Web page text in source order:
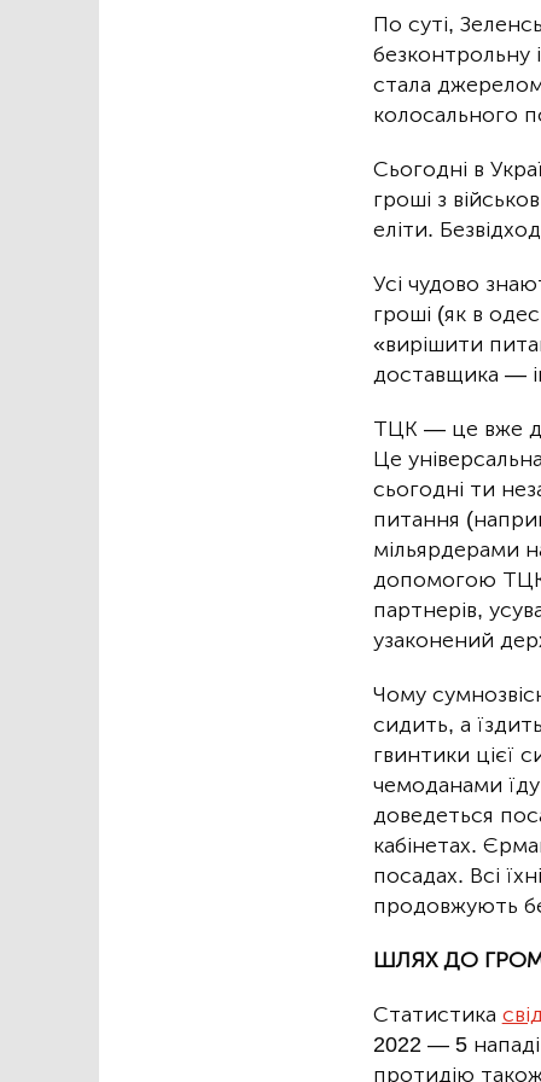
По суті,
безконтрольну
стала
колосального
Сьогодні в
гроші з
еліти.
Усі чудово
гроші (як в
«вирішити
доставщика —
ТЦК — це вже
Це
сьогодні ти
питання
мільярдерами
допомогою ТЦК
партнерів,
узаконений
Чому
сидить, а
гвинтики цієї
чемоданами
доведеться
кабінетах.
посадах. Всі
продовжують
ШЛЯХ ДО
Статистика
2022 — 5
протидію